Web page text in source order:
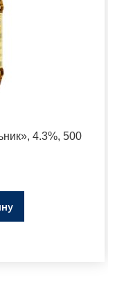
4.3%, 500